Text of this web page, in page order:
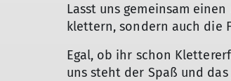
Lasst uns gemeinsam
klettern, sondern auch die
Egal, ob ihr schon
uns steht der Spaß und